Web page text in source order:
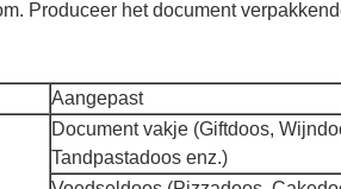
Produceer het document
Aangepast
Document vakje (Giftdoos,
Tandpastadoos enz.)